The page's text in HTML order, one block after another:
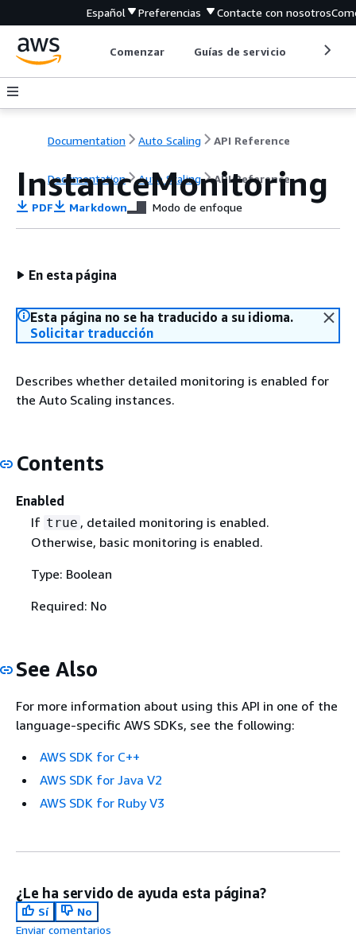
Español Preferencias Contacte con nosotros
Comenzar Guías de servicio
Documentation Auto Scaling API Reference
Documentation Auto Scaling API Reference
InstanceMonitoring
PDF Markdown Modo de enfoque
En esta página
Esta página no se ha traducido a su idioma.
Solicitar traducción
Describes whether detailed monitoring is enabled for
the Auto Scaling instances.
Contents
Enabled
If true , detailed monitoring is enabled.
Otherwise, basic monitoring is enabled.
Type: Boolean
Required: No
See Also
For more information about using this API in one of the
language-specific AWS SDKs, see the following:
AWS SDK for C++
AWS SDK for Java V2
AWS SDK for Ruby V3
¿Le ha servido de ayuda esta página?
Sí
No
Enviar comentarios